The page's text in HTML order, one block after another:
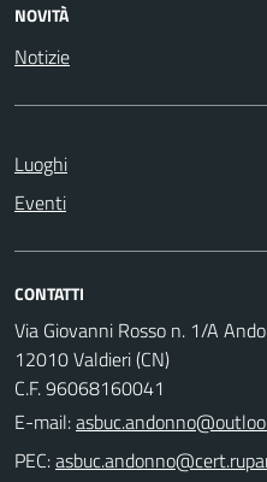
NOVITÀ
Notizie
Luoghi
Eventi
CONTATTI
Via Giovanni Rosso n. 1/A
12010 Valdieri (CN)
C.F. 96068160041
E-mail:
PEC: